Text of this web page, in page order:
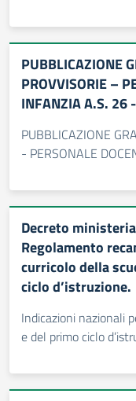
PUBBLICAZIONE
PROVVISORIE –
INFANZIA A.S. 26
PUBBLICAZIONE
- PERSONALE
Decreto
Regolamento
curricolo della
ciclo d’istruzione.
Indicazioni nazionali
e del primo ciclo